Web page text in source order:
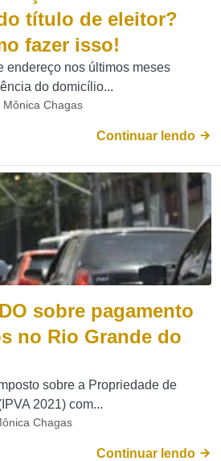
título de eleitor?
fazer isso!
endereço nos últimos meses
do domicílio...
Chagas
Continuar lendo
sobre pagamento
no Rio Grande do
sobre a Propriedade de
2021) com...
Chagas
Continuar lendo